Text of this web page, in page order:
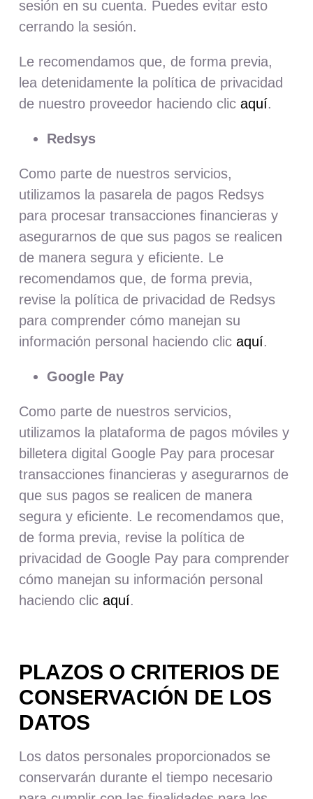
sesión en su cuenta. Puedes evitar esto
cerrando la sesión.
Le recomendamos que, de forma previa,
lea detenidamente la política de privacidad
de nuestro proveedor haciendo clicaquí.
Redsys
Como parte de nuestros servicios,
utilizamos la pasarela de pagos Redsys
para procesar transacciones financieras y
asegurarnos de que sus pagos se realicen
de manera segura y eficiente. Le
recomendamos que, de forma previa,
revise la política de privacidad de Redsys
para comprender cómo manejan su
información personal haciendo clicaquí.
Google Pay
Como parte de nuestros servicios,
utilizamos la plataforma de pagos móviles y
billetera digital Google Pay para procesar
transacciones financieras y asegurarnos de
que sus pagos se realicen de manera
segura y eficiente. Le recomendamos que,
de forma previa, revise la política de
privacidad de Google Pay para comprender
cómo manejan su información personal
haciendo clicaquí.
PLAZOS O CRITERIOS DE
CONSERVACIÓN DE LOS
DATOS
Los datos personales proporcionados se
conservarán durante el tiempo necesario